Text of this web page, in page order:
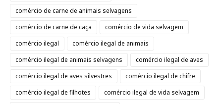
comércio de carne de animais selvagens
comércio de carne de caça
comércio de vida selvagem
comércio ilegal
comércio ilegal de animais
comércio ilegal de animais selvagens
comércio ilegal de aves
comércio ilegal de aves silvestres
comércio ilegal de chifre
comércio ilegal de filhotes
comércio ilegal de vida selvagem